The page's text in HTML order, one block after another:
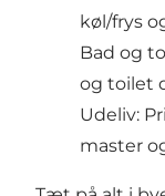
køl/frys
Bad og
og toilet
Udeliv:
master